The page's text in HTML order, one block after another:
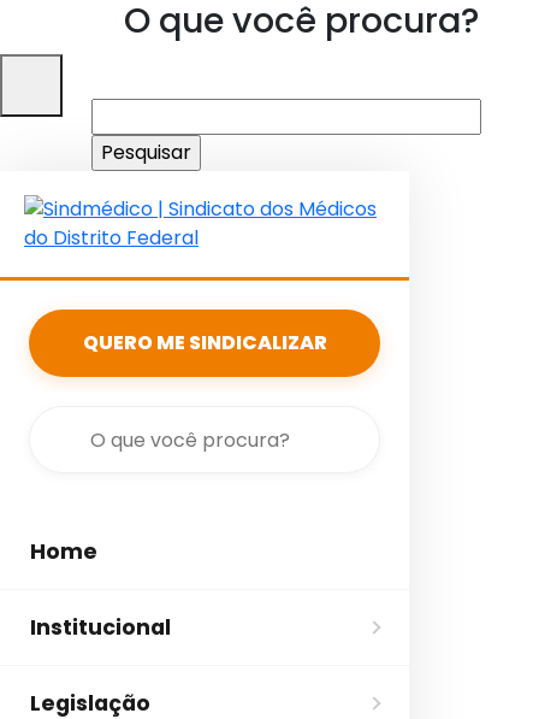
O que você procura?
por:
QUERO ME SINDICALIZAR
Home
Institucional
Legislação